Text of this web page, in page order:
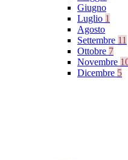
Giugno
Luglio 1
Agosto
Settembre 11
Ottobre 7
Novembre
Dicembre 5